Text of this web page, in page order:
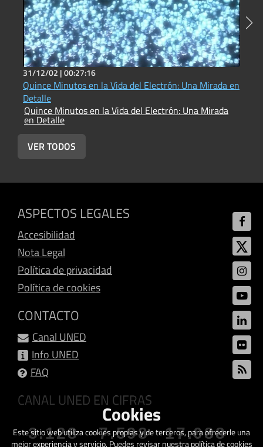
31/12/02 |00:27:16
Quince Minutos en la Vida del Electrón: Una Mirada en
Detalle
Quince Minutos en la Vida del Electrón: Una Mirada
en Detalle
VER TODOS
ASPECTOS LEGALES
Accesibilidad
Nota Legal
Política de privacidad
Política de cookies
CONTACTO
Canal UNED
Info UNED
FAQ
CANAL UNED EN CIFRAS
3.128 7.598 17.088
Cookies
Este sitio web utiliza cookies propias y de terceros, para ofrecerle una
mejor experiencia y servicio. Puedes revisar nuestra política de cookies